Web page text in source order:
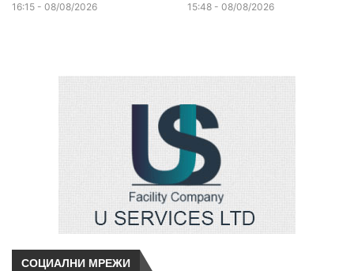
16:15 - 08/08/2026 15:48 - 08/08/2026
СОЦИАЛНИ МРЕЖИ